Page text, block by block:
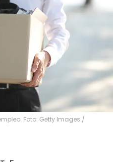
Foto: Getty Images /